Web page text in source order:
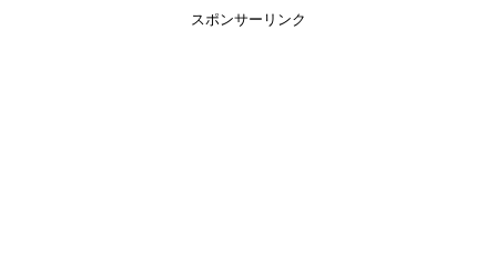
スポンサーリンク